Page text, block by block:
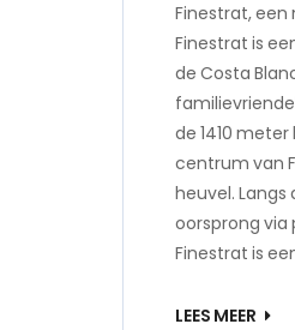
Finestrat, een
Finestrat is
de Costa
de 1410
centrum van
heuvel.
oorsprong via
Finestrat is
LEES MEER